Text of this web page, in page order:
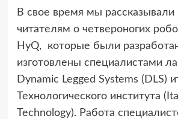
В свое время мы
читателям о четвероногих
HyQ,
которые были
изготовлены специалистами
Dynamic Legged Systems (DLS)
Технологического института
Technology). Работа